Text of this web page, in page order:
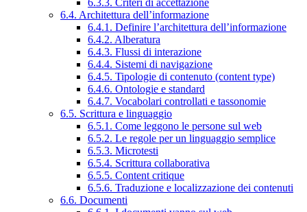
6.3.3. Criteri di accettazione
6.4. Architettura dell’informazione
6.4.1. Definire l’architettura dell’informazione
6.4.2. Alberatura
6.4.3. Flussi di interazione
6.4.4. Sistemi di navigazione
6.4.5. Tipologie di contenuto (content type)
6.4.6. Ontologie e standard
6.4.7. Vocabolari controllati e tassonomie
6.5. Scrittura e linguaggio
6.5.1. Come leggono le persone sul web
6.5.2. Le regole per un linguaggio semplice
6.5.3. Microtesti
6.5.4. Scrittura collaborativa
6.5.5. Content critique
6.5.6. Traduzione e localizzazione dei contenuti
6.6. Documenti